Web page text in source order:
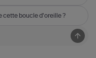
cette boucle d'oreille ?